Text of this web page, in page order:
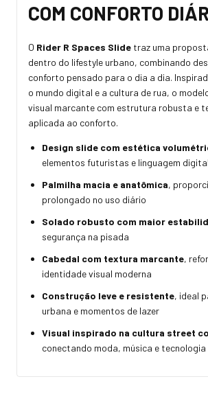
COM CONFORTO
O Rider R Spaces Slide traz uma
dentro do lifestyle urbano, combinando
conforto pensado para o dia a dia.
o mundo digital e a cultura de rua, o
visual marcante com estrutura robusta e
aplicada ao conforto.
Design slide com estética
elementos futuristas e linguagem digital
Palmilha macia e anatômica,
prolongado no uso diário
Solado robusto com maior
segurança na pisada
Cabedal com textura marcante,
identidade visual moderna
Construção leve e resistente, ideal
urbana e momentos de lazer
Visual inspirado na cultura street
conectando moda, música e tecnologia